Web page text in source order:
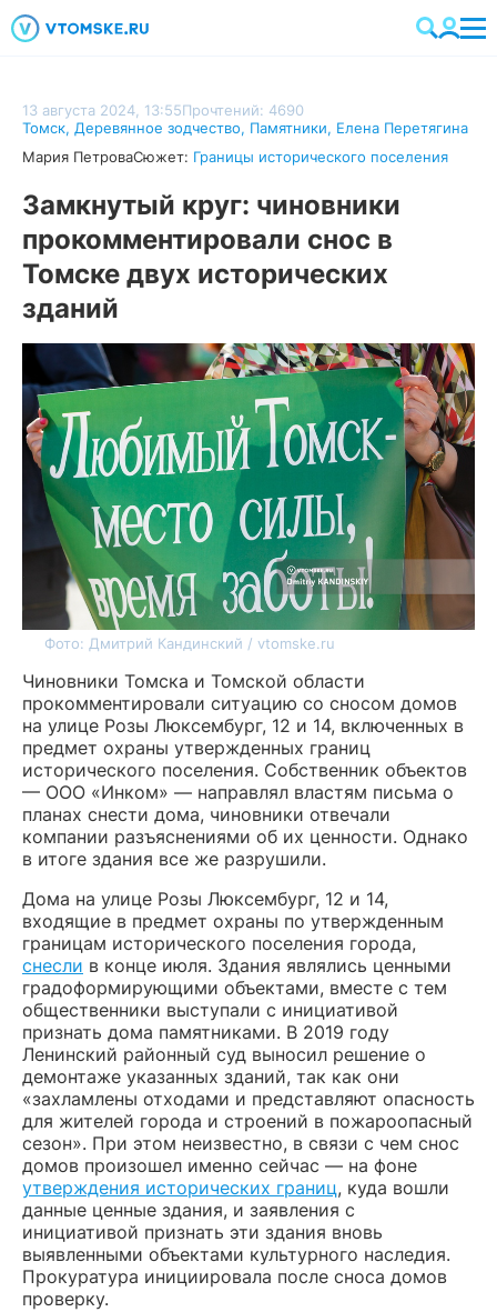
13 августа 2024, 13:55Прочтений: 4690
Томск, Деревянное зодчество, Памятники, Елена Перетягина
Мария ПетроваСюжет: Границы исторического поселения
Замкнутый круг: чиновники
прокомментировали снос в
Томске двух исторических
зданий
Фото: Дмитрий Кандинский / vtomske.ru
Чиновники Томска и Томской области
прокомментировали ситуацию со сносом домов
на улице Розы Люксембург, 12 и 14, включенных в
предмет охраны утвержденных границ
исторического поселения. Собственник объектов
— ООО «Инком» — направлял властям письма о
планах снести дома, чиновники отвечали
компании разъяснениями об их ценности. Однако
в итоге здания все же разрушили.
Дома на улице Розы Люксембург, 12 и 14,
входящие в предмет охраны по утвержденным
границам исторического поселения города,
снесли в конце июля. Здания являлись ценными
градоформирующими объектами, вместе с тем
общественники выступали с инициативой
признать дома памятниками. В 2019 году
Ленинский районный суд выносил решение о
демонтаже указанных зданий, так как они
«захламлены отходами и представляют опасность
для жителей города и строений в пожароопасный
сезон». При этом неизвестно, в связи с чем снос
домов произошел именно сейчас — на фоне
утверждения исторических границ, куда вошли
данные ценные здания, и заявления с
инициативой признать эти здания вновь
выявленными объектами культурного наследия.
Прокуратура инициировала после сноса домов
проверку.